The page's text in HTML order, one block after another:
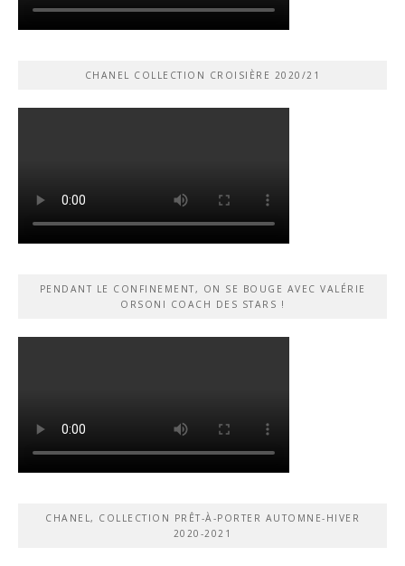
CHANEL COLLECTION CROISIÈRE 2020/21
PENDANT LE CONFINEMENT, ON SE BOUGE AVEC VALÉRIE
ORSONI COACH DES STARS !
CHANEL, COLLECTION PRÊT-À-PORTER AUTOMNE-HIVER
2020-2021